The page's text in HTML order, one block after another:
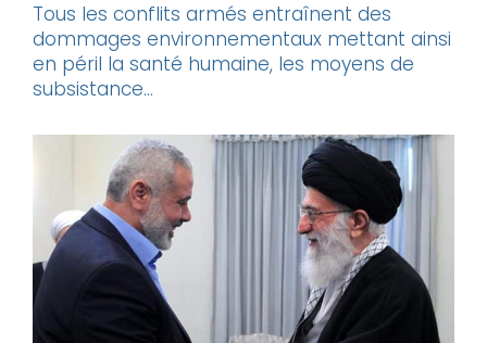
Tous les conflits armés entraînent des
dommages environnementaux mettant ainsi
en péril la santé humaine, les moyens de
subsistance...